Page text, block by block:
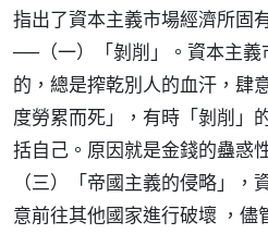
指出了資本主義市場經濟所固
──（一）「剝削」。資本主義
的，總是搾乾別人的血汗，肆
度勞累而死」，有時「剝削」
括自己。原因就是金錢的蠱惑
（三）「帝國主義的侵略」
意前往其他國家進行破壞 ，儘